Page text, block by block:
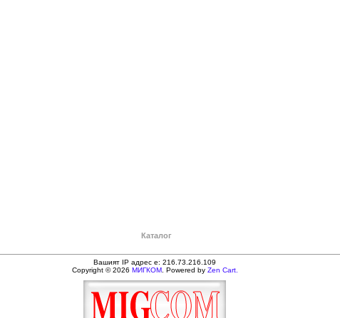
Каталог
Вашият IP адрес е: 216.73.216.109
Copyright © 2026 МИГКОМ. Powered by Zen Cart.